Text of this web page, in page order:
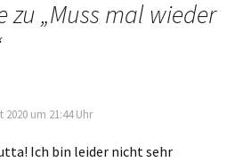
zu „Muss mal wieder
2020 um 21:44 Uhr
Ich bin leider nicht sehr